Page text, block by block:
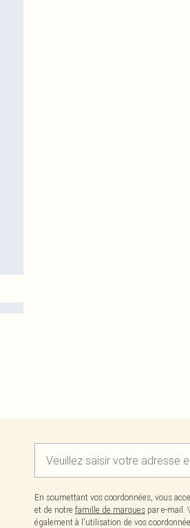
En soumettant vos coordonnées, vous
et de notre famille de marques par e-mail.
également à l'utilisation de vos